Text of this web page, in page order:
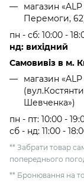
магазин
Перемоги,
пн - сб: 10:00 -
нд: вихідний
Самовивіз в м.
магазин
Шевченка»)
пн - пт: 10:00 -
сб - нд: 11:00 -
** Забрати товар
попереднього
** Бронювання на